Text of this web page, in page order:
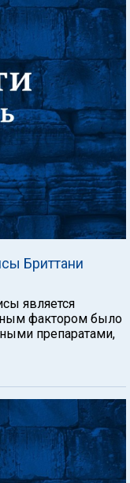
Бриттани
является
фактором было
препаратами,